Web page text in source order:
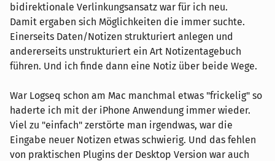
bidirektionale Verlinkungsansatz war für ich neu.
Damit ergaben sich Möglichkeiten die immer suchte.
Einerseits Daten/Notizen strukturiert anlegen und
andererseits unstrukturiert ein Art Notizentagebuch
führen. Und ich finde dann eine Notiz über beide Wege.
War Logseq schon am Mac manchmal etwas "frickelig" so
haderte ich mit der iPhone Anwendung immer wieder.
Viel zu "einfach" zerstörte man irgendwas, war die
Eingabe neuer Notizen etwas schwierig. Und das fehlen
von praktischen Plugins der Desktop Version war auch